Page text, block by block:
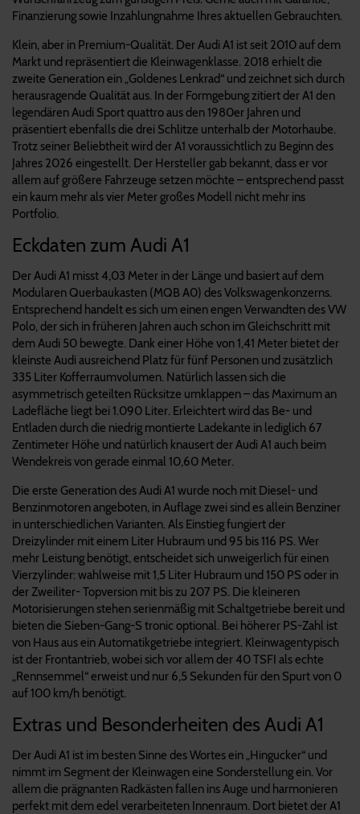
Finanzierung sowie Inzahlungnahme Ihres aktuellen Gebrauchten.
Klein, aber in Premium-Qualität. Der Audi A1 ist seit 2010 auf dem
Markt und repräsentiert die Kleinwagenklasse. 2018 erhielt die
zweite Generation ein „Goldenes Lenkrad“ und zeichnet sich durch
herausragende Qualität aus. In der Formgebung zitiert der A1 den
legendären Audi Sport quattro aus den 1980er Jahren und
präsentiert ebenfalls die drei Schlitze unterhalb der Motorhaube.
Trotz seiner Beliebtheit wird der A1 voraussichtlich zu Beginn des
Jahres 2026 eingestellt. Der Hersteller gab bekannt, dass er vor
allem auf größere Fahrzeuge setzen möchte – entsprechend passt
ein kaum mehr als vier Meter großes Modell nicht mehr ins
Portfolio.
Eckdaten zum Audi A1
Der Audi A1 misst 4,03 Meter in der Länge und basiert auf dem
Modularen Querbaukasten (MQB A0) des Volkswagenkonzerns.
Entsprechend handelt es sich um einen engen Verwandten des VW
Polo, der sich in früheren Jahren auch schon im Gleichschritt mit
dem Audi 50 bewegte. Dank einer Höhe von 1,41 Meter bietet der
kleinste Audi ausreichend Platz für fünf Personen und zusätzlich
335 Liter Kofferraumvolumen. Natürlich lassen sich die
asymmetrisch geteilten Rücksitze umklappen – das Maximum an
Ladefläche liegt bei 1.090 Liter. Erleichtert wird das Be- und
Entladen durch die niedrig montierte Ladekante in lediglich 67
Zentimeter Höhe und natürlich knausert der Audi A1 auch beim
Wendekreis von gerade einmal 10,60 Meter.
Die erste Generation des Audi A1 wurde noch mit Diesel- und
Benzinmotoren angeboten, in Auflage zwei sind es allein Benziner
in unterschiedlichen Varianten. Als Einstieg fungiert der
Dreizylinder mit einem Liter Hubraum und 95 bis 116 PS. Wer
mehr Leistung benötigt, entscheidet sich unweigerlich für einen
Vierzylinder: wahlweise mit 1,5 Liter Hubraum und 150 PS oder in
der Zweiliter- Topversion mit bis zu 207 PS. Die kleineren
Motorisierungen stehen serienmäßig mit Schaltgetriebe bereit und
bieten die Sieben-Gang-S tronic optional. Bei höherer PS-Zahl ist
von Haus aus ein Automatikgetriebe integriert. Kleinwagentypisch
ist der Frontantrieb, wobei sich vor allem der 40 TSFI als echte
„Rennsemmel“ erweist und nur 6,5 Sekunden für den Spurt von 0
auf 100 km/h benötigt.
Extras und Besonderheiten des Audi A1
Der Audi A1 ist im besten Sinne des Wortes ein „Hingucker“ und
nimmt im Segment der Kleinwagen eine Sonderstellung ein. Vor
allem die prägnanten Radkästen fallen ins Auge und harmonieren
perfekt mit dem edel verarbeiteten Innenraum. Dort bietet der A1